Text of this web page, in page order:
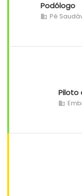
Podólogo
Pé
Piloto